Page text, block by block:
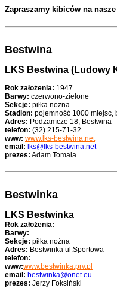
Zapraszamy kibiców na
Bestwina
LKS Bestwina (Ludowy
Rok założenia: 1947
Barwy: czerwono-zielone
Sekcje: piłka nożna
Stadion: pojemność 1000 miejsc,
Adres: Podzamcze 18, Bestwina
telefon: (32) 215-71-32
www: www.lks-bestwina.net
email: lks@lks-bestwina.net
prezes: Adam Tomala
Bestwinka
LKS Bestwinka
Rok założenia:
Barwy:
Sekcje: piłka nożna
Adres: Bestwinka ul.Sportowa
telefon:
www:www.bestwinka.prv.pl
email: bestwinka@onet.eu
prezes: Jerzy Foksiński